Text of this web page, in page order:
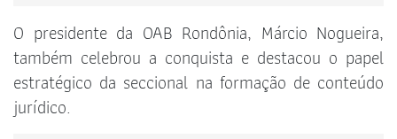
O presidente da OAB Rondônia, Márcio Nogueira,
também celebrou a conquista e destacou o papel
estratégico da seccional na formação de conteúdo
jurídico.